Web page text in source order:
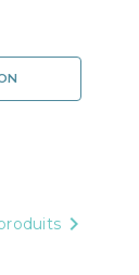
